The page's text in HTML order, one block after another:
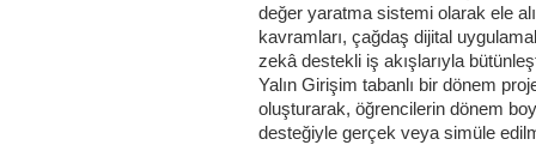
değer yaratma sistemi olarak ele
kavramları, çağdaş dijital
zekâ destekli iş akışlarıyla
Yalın Girişim tabanlı bir dönem
oluşturarak, öğrencilerin dönem
desteğiyle gerçek veya simüle